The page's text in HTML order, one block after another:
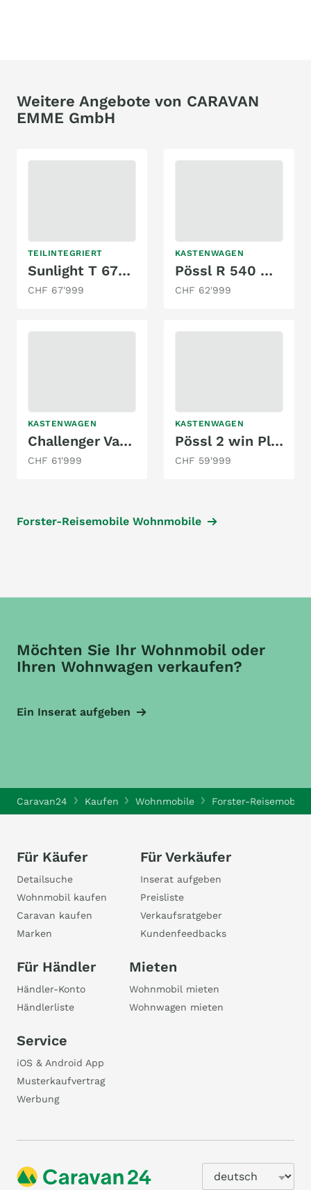
Weitere Angebote von CARAVAN
EMME GmbH
TEILINTEGRIERT
Sunlight T 67s mit Einzelbett & Hubbett, Automat!
CHF 67'999
KASTENWAGEN
Pössl R 540 mit Automat, Doppelbett!
CHF 62'999
KASTENWAGEN
Challenger Van V114 M mit 2 Doppelbett, Automat!
CHF 61'999
KASTENWAGEN
Pössl 2 win Plus
CHF 59'999
Forster-Reisemobile Wohnmobile
Möchten Sie Ihr Wohnmobil oder
Ihren Wohnwagen verkaufen?
Ein Inserat aufgeben
Caravan24 Kaufen Wohnmobile Forster-Reisemobile
Für Käufer
Detailsuche
Wohnmobil kaufen
Caravan kaufen
Marken
Für Verkäufer
Inserat aufgeben
Preisliste
Verkaufsratgeber
Kundenfeedbacks
Für Händler
Händler-Konto
Händlerliste
Mieten
Wohnmobil mieten
Wohnwagen mieten
Service
iOS & Android App
Musterkaufvertrag
Werbung